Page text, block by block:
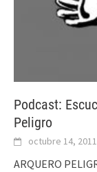
Podcast:
Peligro
octubre 14, 2011
ARQUERO